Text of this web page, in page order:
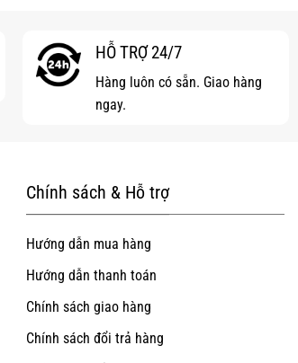
HỖ TRỢ 24/7
Hàng luôn có sẵn. Giao hàng
ngay.
Chính sách & Hỗ trợ
Hướng dẫn mua hàng
Hướng dẫn thanh toán
Chính sách giao hàng
Chính sách đổi trả hàng